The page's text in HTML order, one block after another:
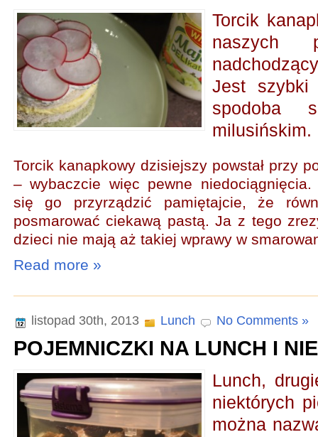
Torcik
naszych
Jest
spodoba
milusińskim.
Torcik kanapkowy dzisiejszy powstał przy
– wybaczcie więc pewne
się go przyrządzić pamiętajcie, że
posmarować ciekawą pastą. Ja z tego
dzieci nie mają aż takiej wprawy w
Read more »
listopad 30th, 2013 Lunch No Comments »
POJEMNICZKI NA LUNCH I
Lunch,
niektórych
można